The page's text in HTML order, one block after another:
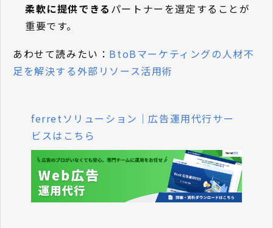
柔軟に提供できる パートナーを選定することが
重要です。
あわせて読みたい： BtoBマーケティングの人材不
足を解決する外部リソース活用術
ferretソリューション｜広告運用代行サー
ビスはこちら